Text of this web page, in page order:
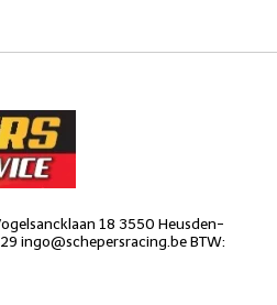
18 3550 Heusden-
ingo@schepersracing.beBTW: